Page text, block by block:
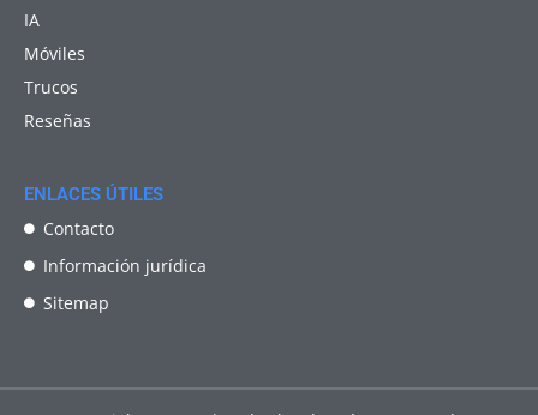
IA
Móviles
Trucos
Reseñas
ENLACES ÚTILES
Contacto
Información jurídica
Sitemap